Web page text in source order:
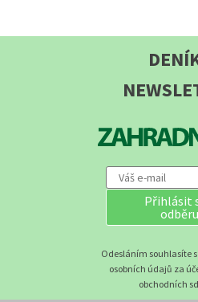
Přihlásit
odběru
Odesláním souhlasíte
osobních údajů za
obchodních